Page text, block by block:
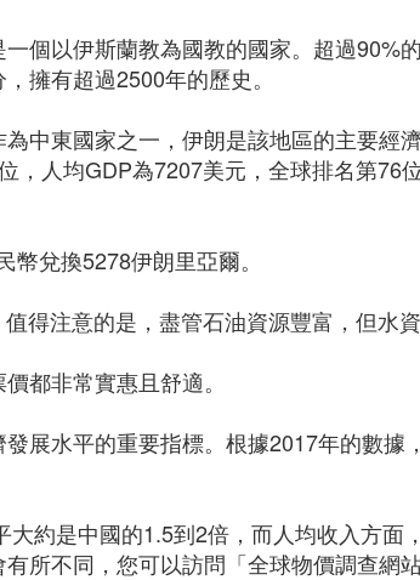
個以伊斯蘭教為國教的國家。超過90%
擁有超過2500年的歷史。
中東國家之一，伊朗是該地區的主要經
，人均GDP為7207美元，全球排名第
兌換5278伊朗里亞爾。
得注意的是，盡管石油資源豐富，但水
都非常實惠且舒適。
展水平的重要指標。根據2017年的數
約是中國的1.5到2倍，而人均收入方
所不同，您可以訪問「全球物價調查網